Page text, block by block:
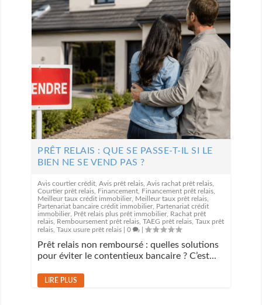
PRÊT RELAIS : QUE SE PASSE-T-IL SI LE
BIEN NE SE VEND PAS ?
Avis courtier crédit ,Avis prêt relais ,Avis rachat prêt relais
Courtier prêt relais Financement Financement prêt relais
Meilleur taux crédit immobilier Meilleur taux prêt relais
Partenariat bancaire crédit immobilier Partenariat crédit
immobilier Prêt relais plus prêt immobilier Rachat prêt
relais Remboursement prêt relais ,TAEG prêt relais ,Taux prêt
relais ,Taux usure prêt relais |0 |
Prêt relais non remboursé : quelles solutions
pour éviter le contentieux bancaire ? C’est...
LIRE PLUS